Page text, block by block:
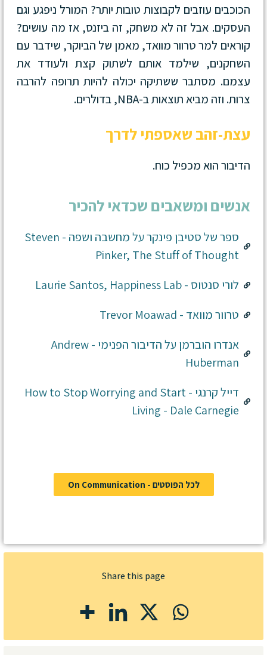
הכוכבים עוזבים לקבוצות טובות יותר? המורל ניפגע וגם
העסקים. אבל זה לא משחק, זה ביזנס, אז מה עושים?
קוראים למר טרוור מוואד, מאמן של הביוקר, שידבר עם
השחקנים, שילמד אותם לשתוק קצת ולעודד את
עצמם. מסתבר ששתיקה יכולה להיות תרופה להרבה
צרות. וזה מביא תוצאות ב-NBA, בדולרים.
עצת-זהב שאספתי לדרך
הדיבור הוא מכפיל כוח.
אנשים ומשאבים שכדאי להכיר
ספר של סטיבן פינקר על מחשבה ושפה - Steven
Pinker, The Stuff of Thought
לורי סנטוס - Laurie Santos, Happiness Lab
טרוור מוואד - Trevor Moawad
אנדרו הוברמן על הדיבור הפנימי - Andrew
Huberman
דייל קרנגי - How to Stop Worrying and Start
Living - Dale Carnegie
לכל הפוסטים - On Communication
Share this page